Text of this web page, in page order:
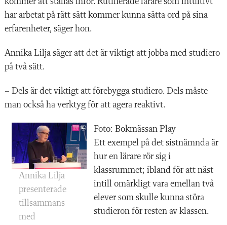
har arbetat på rätt sätt kommer kunna sätta ord på sina
erfarenheter, säger hon.
Annika Lilja säger att det är viktigt att jobba med studiero
på två sätt.
– Dels är det viktigt att förebygga studiero. Dels måste
man också ha verktyg för att agera reaktivt.
Annika Lilja
presenterade
tillsammans
med
Foto: Bokmässan Play
Ett exempel på det sistnämnda är
hur en lärare rör sig i
klassrummet; ibland för att näst
intill omärkligt vara emellan två
elever som skulle kunna störa
studieron för resten av klassen.